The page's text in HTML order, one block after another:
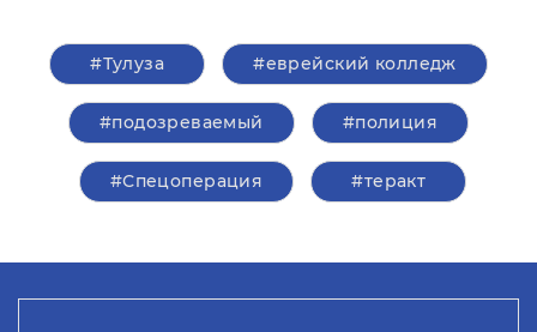
#Тулуза #еврейский колледж
#подозреваемый #полиция
#Спецоперация #теракт